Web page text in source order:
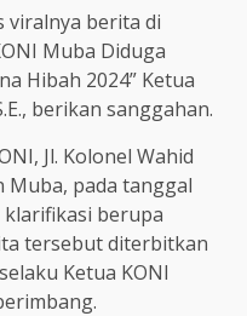
viralnya berita di
Muba Diduga
Hibah 2024” Ketua
berikan sanggahan.
Jl. Kolonel Wahid
Muba, pada tanggal
klarifikasi berupa
tersebut diterbitkan
Ketua KONI